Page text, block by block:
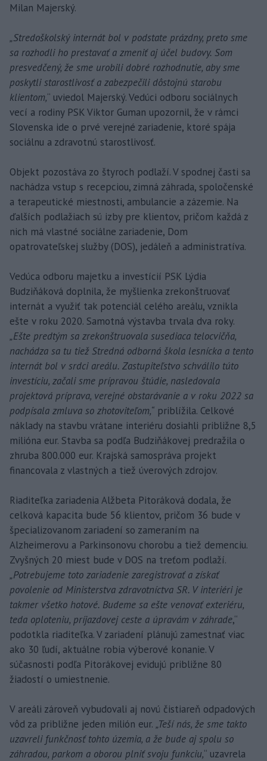
Milan Majerský.
„Stredoškolský internát bol v podstate prázdny, preto sme
sa rozhodli ho prestavať a zmeniť aj účel budovy. Som
presvedčený, že sme urobili dobré rozhodnutie, aby sme
poskytli starostlivosť a zabezpečili dôstojnú starobu
klientom,“ uviedol Majerský. Vedúci odboru sociálnych
vecí a rodiny PSK Viktor Guman upozornil, že v rámci
Slovenska ide o prvé verejné zariadenie, ktoré spája
sociálnu a zdravotnú starostlivosť.
Objekt pozostáva zo štyroch podlaží. V spodnej časti sa
nachádza vstup s recepciou, zimná záhrada, spoločenské
a terapeutické miestnosti, ambulancie a zázemie. Na
ďalších podlažiach sú izby pre klientov, pričom každá z
nich má vlastné sociálne zariadenie, Dom
opatrovateľskej služby (DOS), jedáleň a administratíva.
Vedúca odboru majetku a investícií PSK Lýdia
Budziňáková doplnila, že myšlienka zrekonštruovať
internát a využiť tak potenciál celého areálu, vznikla
ešte v roku 2020. Samotná výstavba trvala dva roky.
„Ešte predtým sa zrekonštruovala susediaca telocvičňa,
nachádza sa tu tiež Stredná odborná škola lesnícka a tento
internát bol v srdci areálu. Zastupiteľstvo schválilo túto
investíciu, začali sme prípravou štúdie, nasledovala
projektová príprava, verejné obstarávanie a v roku 2022 sa
podpísala zmluva so zhotoviteľom,“ priblížila. Celkové
náklady na stavbu vrátane interiéru dosiahli približne 8,5
milióna eur. Stavba sa podľa Budziňákovej predražila o
zhruba 800.000 eur. Krajská samospráva projekt
financovala z vlastných a tiež úverových zdrojov.
Riaditeľka zariadenia Alžbeta Pitoráková dodala, že
celková kapacita bude 56 klientov, pričom 36 bude v
špecializovanom zariadení so zameraním na
Alzheimerovu a Parkinsonovu chorobu a tiež demenciu.
Zvyšných 20 miest bude v DOS na treťom podlaží.
„Potrebujeme toto zariadenie zaregistrovať a získať
povolenie od Ministerstva zdravotníctva SR. V interiéri je
takmer všetko hotové. Budeme sa ešte venovať exteriéru,
teda oploteniu, príjazdovej ceste a úpravám v záhrade,“
podotkla riaditeľka. V zariadení plánujú zamestnať viac
ako 30 ľudí, aktuálne robia výberové konanie. V
súčasnosti podľa Pitorákovej evidujú približne 80
žiadostí o umiestnenie.
V areáli zároveň vybudovali aj novú čistiareň odpadových
vôd za približne jeden milión eur. „Teší nás, že sme takto
uzavreli funkčnosť tohto územia, a že bude aj spolu so
záhradou, parkom a oborou plniť svoju funkciu,“ uzavrela